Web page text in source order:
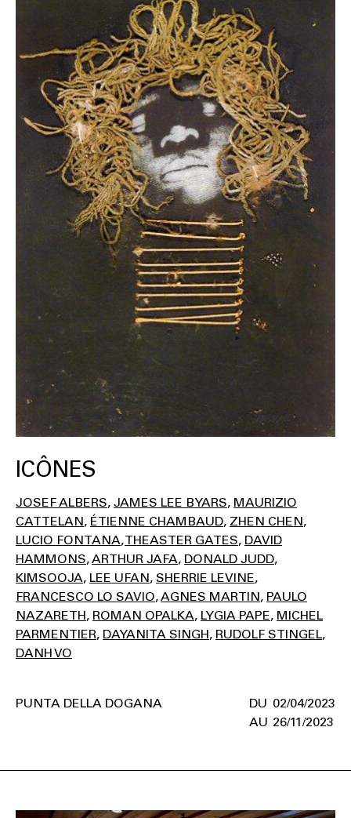
ICÔNES
JOSEF ALBERS JAMES LEE BYARS MAURIZIO
CATTELAN ÉTIENNE CHAMBAUD ZHEN CHEN
LUCIO FONTANA THEASTER GATES DAVID
HAMMONS ARTHUR JAFA DONALD JUDD
KIMSOOJA LEE UFAN SHERRIE LEVINE
FRANCESCO LO SAVIO AGNES MARTIN PAULO
NAZARETH ROMAN OPALKA LYGIA PAPE MICHEL
PARMENTIER DAYANITA SINGH RUDOLF STINGEL
DANH VO
02/04/2023
26/11/2023
PUNTA DELLA DOGANA